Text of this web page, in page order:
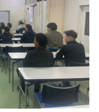
域別給与向上策
の業務改善ポイン
のコミュニケーシ
るプラス要素とは
の年収アップ事例